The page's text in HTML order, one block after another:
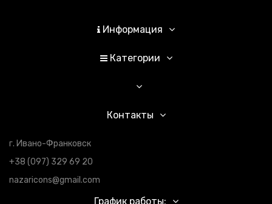
Информация
Категории
Контакты
г. Ивано-Франковск
+38 (097) 329 69 20
nazaricons@gmail.com
График работы: